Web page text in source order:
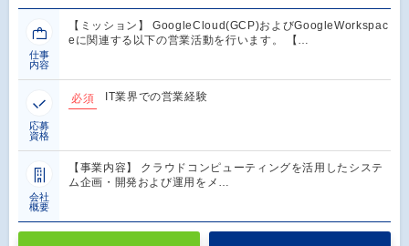
仕事
内容
【ミッション】 GoogleCloud(GCP)およびGoogleWorkspac
eに関連する以下の営業活動を行います。 【…
応募
資格
必須 IT業界での営業経験
会社
概要
【事業内容】 クラウドコンピューティングを活用したシステ
ム企画・開発および運用をメ…